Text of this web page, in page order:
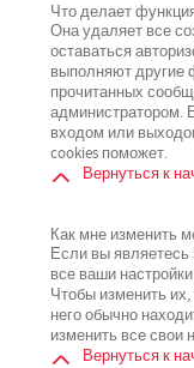
Что делает
Она удаляет все
оставаться
выполняют другие
прочитанных
администратором.
входом или
cookies поможет.
Вернуться к
Как мне изменить
Если вы являетесь
все ваши
Чтобы изменить
него обычно
изменить все свои
Вернуться к